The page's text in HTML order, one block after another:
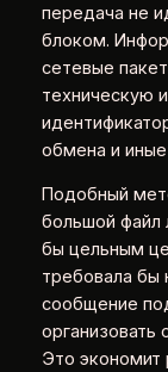
передача не
блоком.
сетевые
техническую
обмена и
Подобный
большой файл
бы цельным
требовала бы
сообщение
организовать
Это экономит